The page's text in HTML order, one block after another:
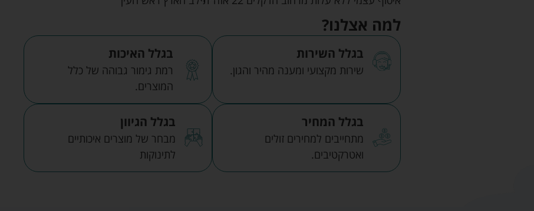
למה אצלנו?
בגלל השירות
שירות מקצועי ומענה מהיר והגון.
בגלל האיכות
רמת גימור גבוהה של כלל
המוצרים.
בגלל המחיר
מתחייבים למחירים זולים
ואטרקטיבים.
בגלל הגיוון
מבחר של מוצרים איכותיים
לתינוקות